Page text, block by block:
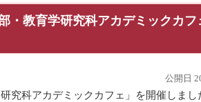
教育学研究科アカデミックカフ
公開日
究科アカデミックカフェ」を開催しまし